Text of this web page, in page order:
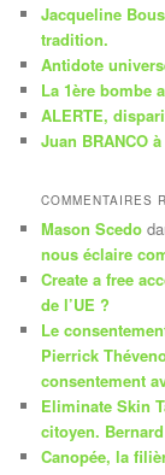
r
c
h
e
Jacqueline
tradition.
Antidote
La 1ère bombe
ALERTE,
Juan BRANCO
COMMENTAIRES
Mason Scedo
nous éclaire
Create a free
de l’UE ?
Le
Pierrick
consentement
Eliminate Skin
citoyen.
Canopée, la